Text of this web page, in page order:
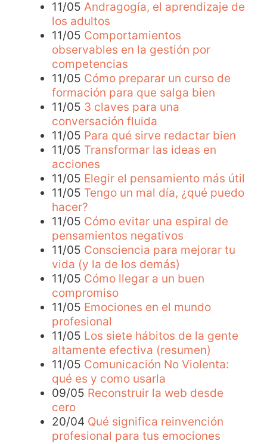
11/05 Andragogía, el aprendizaje de
los adultos
11/05 Comportamientos
observables en la gestión por
competencias
11/05 Cómo preparar un curso de
formación para que salga bien
11/05 3 claves para una
conversación fluida
11/05 Para qué sirve redactar bien
11/05 Transformar las ideas en
acciones
11/05 Elegir el pensamiento más útil
11/05 Tengo un mal día, ¿qué puedo
hacer?
11/05 Cómo evitar una espiral de
pensamientos negativos
11/05 Consciencia para mejorar tu
vida (y la de los demás)
11/05 Cómo llegar a un buen
compromiso
11/05 Emociones en el mundo
profesional
11/05 Los siete hábitos de la gente
altamente efectiva (resumen)
11/05 Comunicación No Violenta:
qué es y como usarla
09/05 Reconstruir la web desde
cero
20/04 Qué significa reinvención
profesional para tus emociones